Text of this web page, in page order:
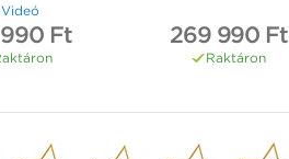
Videó
Ft 269 990 Ft
Raktáron